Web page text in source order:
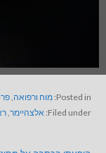
Posted in: מוח ורפואה,
Filed under: אלצהיימר,